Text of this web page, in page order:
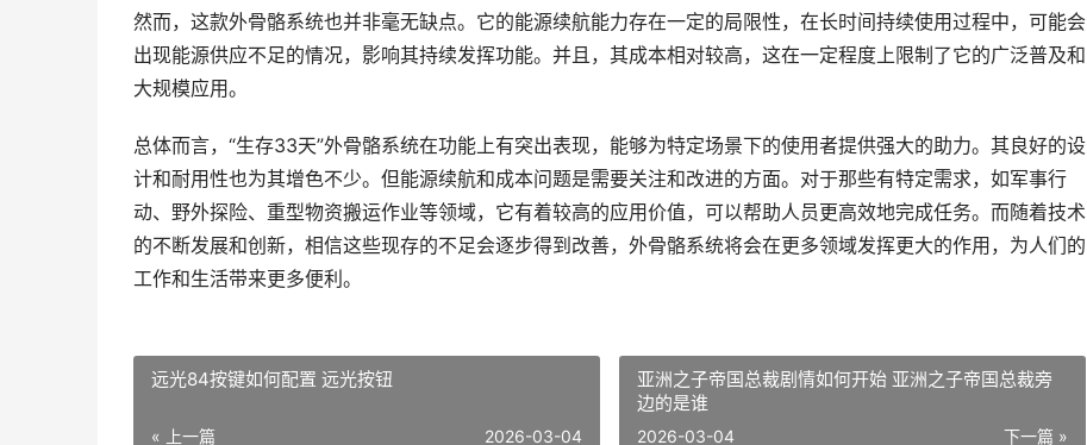
然而，这款外骨骼系统也并非毫无缺点。它的能源续航能力存在一定的局限性，在长时间持续使用过程中，可能会
出现能源供应不足的情况，影响其持续发挥功能。并且，其成本相对较高，这在一定程度上限制了它的广泛普及和
大规模应用。
总体而言，“生存33天”外骨骼系统在功能上有突出表现，能够为特定场景下的使用者提供强大的助力。其良好的设
计和耐用性也为其增色不少。但能源续航和成本问题是需要关注和改进的方面。对于那些有特定需求，如军事行
动、野外探险、重型物资搬运作业等领域，它有着较高的应用价值，可以帮助人员更高效地完成任务。而随着技术
的不断发展和创新，相信这些现存的不足会逐步得到改善，外骨骼系统将会在更多领域发挥更大的作用，为人们的
工作和生活带来更多便利。
远光84按键如何配置 远光按钮
« 上一篇 2026-03-04
亚洲之子帝国总裁剧情如何开始 亚洲之子帝国总裁旁
边的是谁
下一篇 »
2026-03-04